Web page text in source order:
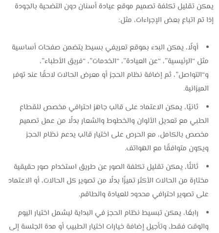
يمكن تقليل تكلفة تصميم موقع عيادة أسنان دون التضحية بالجودة
إذا تم اتباع بعض الإجراءات، مثل:
أولًا، يمكن البدء بموقع تعريفي بسيط يتضمن صفحات أساسية
مثل “الرئيسية”، “عن العيادة”، “الخدمات”، “فريق الأطباء”،
و“التواصل”، ثم إضافة نظام الحجز أو معرض الحالات لاحقًا عند توفر
الميزانية.
ثانيًا، يمكن الاعتماد على قالب جاهز احترافي مخصص للقطاع
الطبي مع تعديل الألوان والخطوط والشعار بدلًا من عمل تصميم
مخصص بالكامل، مع الحرص على اختيار قالب يدعم نظام الحجز
ويكون متوافقًا مع الهواتف.
ثالثًا، يمكن تقليل تكلفة الصور عن طريق استخدام صور حقيقية
مختارة من الحالات الأكثر تميزًا بدلًا من تصوير كل الحالات، أو الاعتماد
على تصوير احترافي محدود للعيادة والطاقم.
رابعًا، يمكن تبسيط نظام الحجز في البداية ليشمل اختيار اليوم
والوقت فقط، وتأجيل إضافة خيارات اختيار الطبيب أو مدة الجلسة إلى